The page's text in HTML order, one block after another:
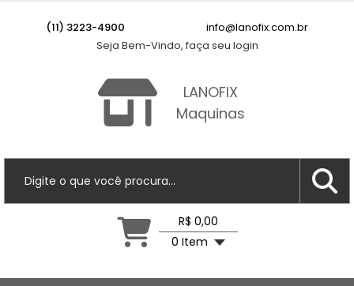
LANOFIX
Maquinas
(11) 3223-4900
info@lanofix.com.br
Seja Bem-Vindo, faça seu login
R$ 0,00
0 Item